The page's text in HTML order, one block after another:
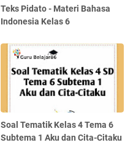
Teks Pidato - Materi Bahasa
Indonesia Kelas 6
Soal Tematik Kelas 4 Tema 6
Subtema 1 Aku dan Cita-Citaku